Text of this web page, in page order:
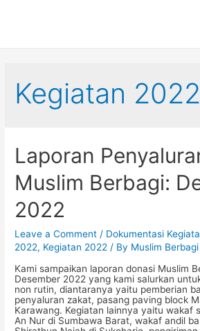
Kegiatan 2022
Laporan
Muslim Berbagi:
2022
Leave a Comment / Dokumentasi
2022, Kegiatan 2022 / By Muslim Berbagi
Kami sampaikan laporan donasi Muslim
Desember 2022 yang kami salurkan
non rutin, diantaranya yaitu pemberian
penyaluran zakat, pasang paving block
Karawang. Kegiatan lainnya yaitu wakaf
An Nur di Sumbawa Barat, wakaf andil